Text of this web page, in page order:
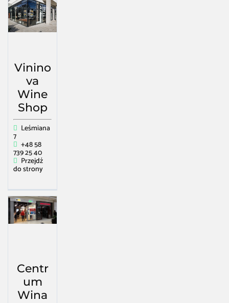
Vinino
va
Wine
Shop
Leśmiana
7
+48 58
739 25 40
Przejdź
do strony
Centr
um
Wina